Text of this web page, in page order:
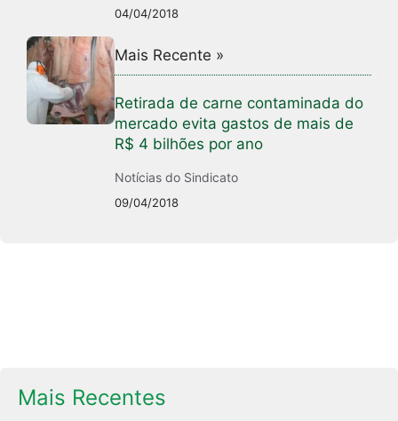
04/04/2018
Mais Recente »
Retirada de carne contaminada do
mercado evita gastos de mais de
R$ 4 bilhões por ano
Notícias do Sindicato
09/04/2018
Mais Recentes